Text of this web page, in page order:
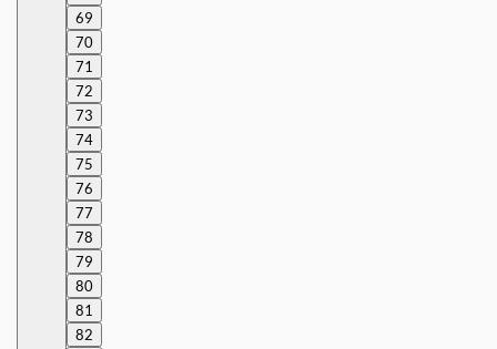
69
70
71
72
73
74
75
76
77
78
79
80
81
82